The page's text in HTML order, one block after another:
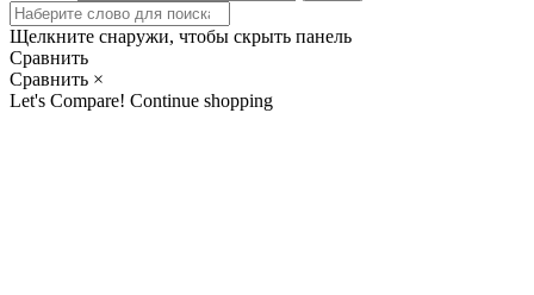
Щелкните снаружи, чтобы скрыть панель
Сравнить
Сравнить ×
Let's Compare! Continue shopping